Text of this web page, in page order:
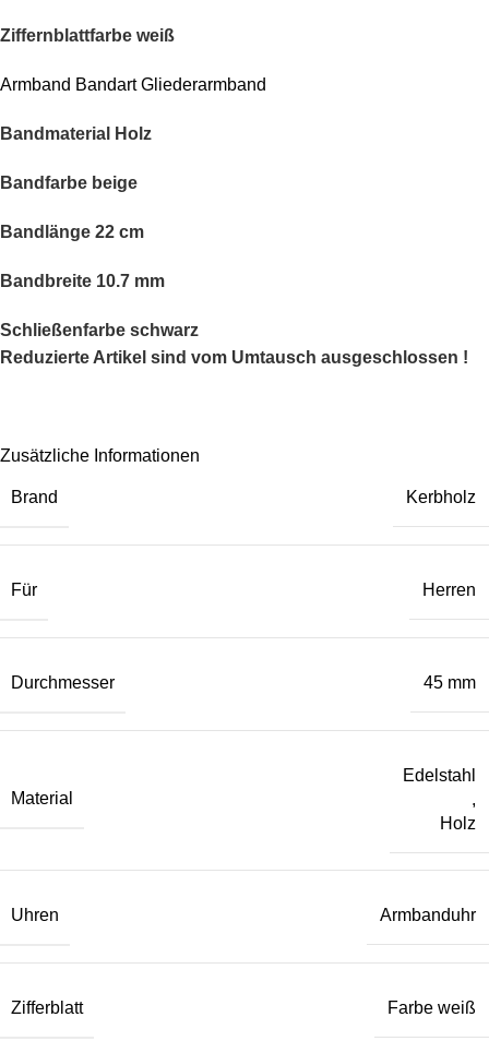
Ziffernblattfarbe weiß
Armband Bandart Gliederarmband
Bandmaterial Holz
Bandfarbe beige
Bandlänge 22 cm
Bandbreite 10.7 mm
Schließenfarbe schwarz
Reduzierte Artikel sind vom Umtausch ausgeschlossen !
Zusätzliche Informationen
Brand Kerbholz
Für Herren
Durchmesser 45 mm
Material
Edelstahl
,
Holz
Uhren Armbanduhr
Zifferblatt Farbe weiß